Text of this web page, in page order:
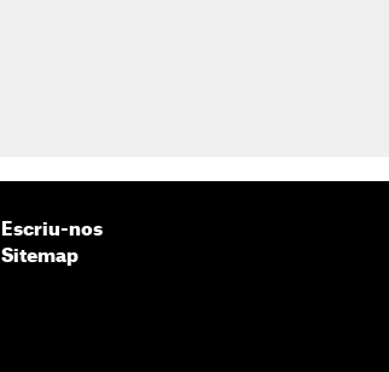
Escriu-nos
Sitemap